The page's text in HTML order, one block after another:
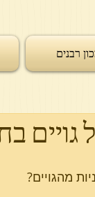
רבנים
גויים
מהגויים?